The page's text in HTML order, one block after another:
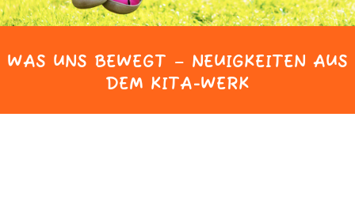
WAS UNS BEWEGT – NEUIGKEITEN AUS
DEM KITA-WERK